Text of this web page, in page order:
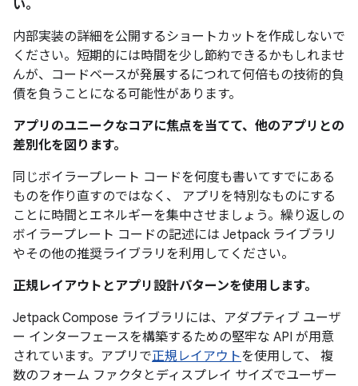
い。
内部実装の詳細を公開するショートカットを作成しないで
ください。短期的には時間を少し節約できるかもしれませ
んが、コードベースが発展するにつれて何倍もの技術的負
債を負うことになる可能性があります。
アプリのユニークなコアに焦点を当てて、他のアプリとの
差別化を図ります。
同じボイラープレート コードを何度も書いてすでにある
ものを作り直すのではなく、 アプリを特別なものにする
ことに時間とエネルギーを集中させましょう。繰り返しの
ボイラープレート コードの記述には Jetpack ライブラリ
やその他の推奨ライブラリを利用してください。
正規レイアウトとアプリ設計パターンを使用します。
Jetpack Compose ライブラリには、アダプティブ ユーザ
ー インターフェースを構築するための堅牢な API が用意
されています。アプリで正規レイアウトを使用して、 複
数のフォーム ファクタとディスプレイ サイズでユーザー